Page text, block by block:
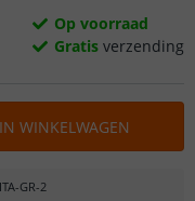
Op voorraad
Gratis verzending
IN WINKELWAGEN
GR-2